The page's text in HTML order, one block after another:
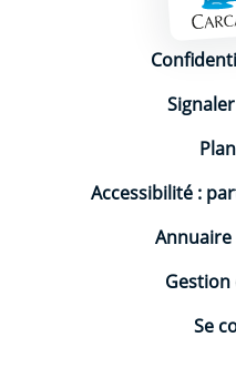
Accessibilité :
Gestion
Se